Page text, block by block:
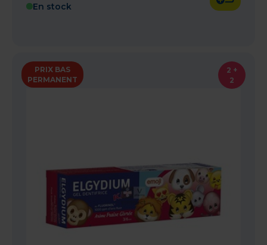
En stock
PRIX BAS
PERMANENT
2 +
2